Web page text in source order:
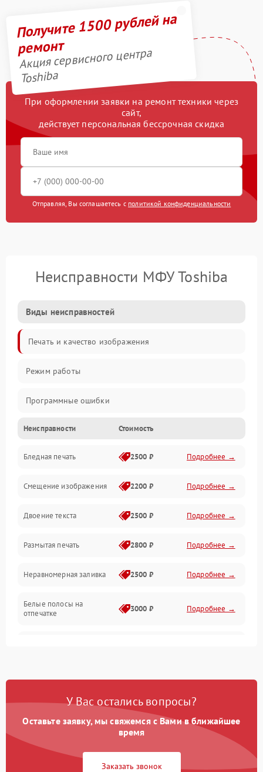
Получите 1500 рублей на
ремонт
Акция сервисного центра
Toshiba
При оформлении заявки на ремонт техники через
сайт,
действует персональная бессрочная скидка
Отправляя, Вы соглашаетесь с политикой конфиденциальности
Неисправности МФУ Toshiba
Виды неисправностей
Печать и качество изображения
Режим работы
Программные ошибки
Картриджи и расходники
Сканер и копирование
Механика и узлы
Программные сбои
Подключение и интерфейсы
Дисплей и органы управления
Изображение
Неисправности Стоимость
Бледная печать 2500 ₽ Подробнее →
Смещение изображения 2200 ₽ Подробнее →
Двоение текста 2500 ₽ Подробнее →
Размытая печать 2800 ₽ Подробнее →
Неравномерная заливка 2500 ₽ Подробнее →
Белые полосы на
отпечатке
3000 ₽ Подробнее →
У Вас остались вопросы?
Оставьте заявку, мы свяжемся с Вами в ближайшее
время
Заказать звонок